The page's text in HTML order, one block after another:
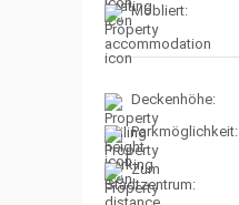
Möbliert:
Deckenhöhe:
Parkmöglichkeit:
Zum
Stadtzentrum: